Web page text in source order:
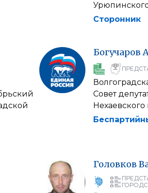
Сторонник
Богучаров
Совет
Головков